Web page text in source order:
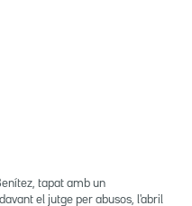
tapat amb un
el jutge per abusos, l'abril